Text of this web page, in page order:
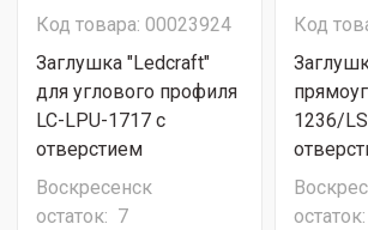
Код товара: 00023924
Заглушка "Ledcraft"
для углового профиля
LC-LPU-1717 с
отверстием
Воскресенск
остаток: 7
Код
1236/
остаток: